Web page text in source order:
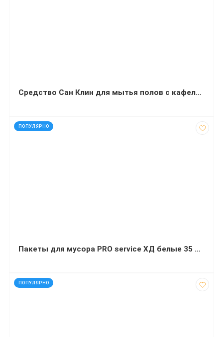
Cредство Сан Клин для мытья полов с кафельным покрытием (5 килограмм)
ПОПУЛЯРНО
код: 21642
Пакеты для мусора PRO service ХД белые 35 л 50х55 см 100 штук
ПОПУЛЯРНО
код: 20702